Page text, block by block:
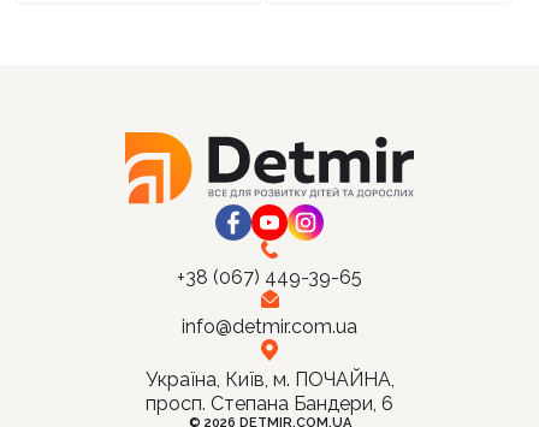
+38 (067) 449-39-65
info@detmir.com.ua
Україна, Київ, м. ПОЧАЙНА,
просп. Степана Бандери, 6
© 2026 DETMIR.COM.UA